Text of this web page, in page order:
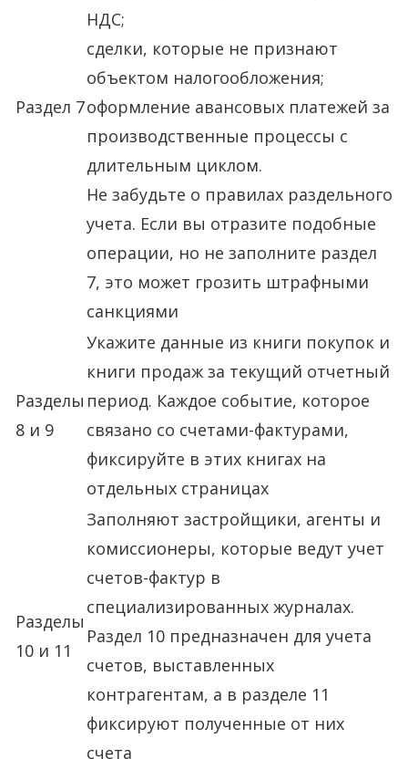
Раздел 7
НДС;
сделки, которые не признают
объектом налогообложения;
оформление авансовых платежей за
производственные процессы с
длительным циклом.
Не забудьте о правилах раздельного
учета. Если вы отразите подобные
операции, но не заполните раздел
7, это может грозить штрафными
санкциями
Разделы
8 и 9
Укажите данные из книги покупок и
книги продаж за текущий отчетный
период. Каждое событие, которое
связано со счетами-фактурами,
фиксируйте в этих книгах на
отдельных страницах
Разделы
10 и 11
Заполняют застройщики, агенты и
комиссионеры, которые ведут учет
счетов-фактур в
специализированных журналах.
Раздел 10 предназначен для учета
счетов, выставленных
контрагентам, а в разделе 11
фиксируют полученные от них
счета